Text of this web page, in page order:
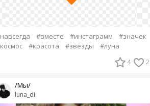
#вместе #инстаграмм
#значек
#красота #звезды #луна
4 2
luna_di
/Мы/